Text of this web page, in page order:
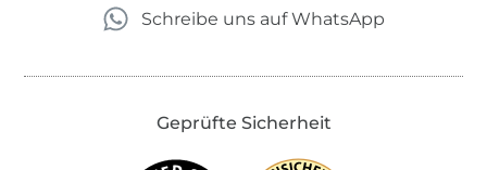
Schreibe uns auf WhatsApp
Geprüfte Sicherheit